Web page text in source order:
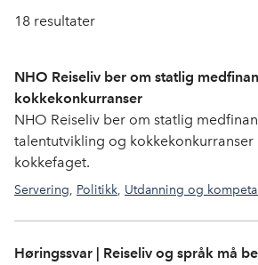
18 resultater
NHO Reiseliv ber om statlig
kokkekonkurranser
NHO Reiseliv ber om statlig
talentutvikling og kokkekonkurranser
kokkefaget.
Servering, Politikk, Utdanning og
Høringssvar | Reiseliv og språk må